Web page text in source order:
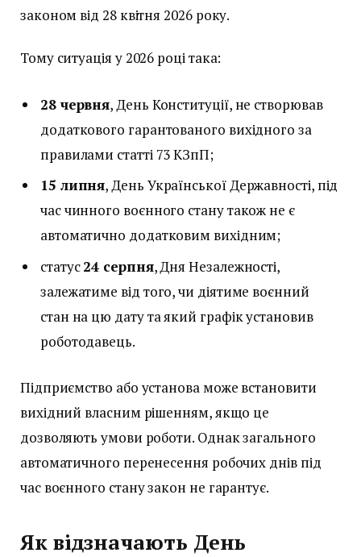
законом від 28 квітня 2026 року.
Тому ситуація у 2026 році така:
28 червня, День Конституції, не створював
додаткового гарантованого вихідного за
правилами статті 73 КЗпП;
15 липня, День Української Державності, під
час чинного воєнного стану також не є
автоматично додатковим вихідним;
статус24 серпня, Дня Незалежності,
залежатиме від того, чи діятиме воєнний
стан на цю дату та який графік установив
роботодавець.
Підприємство або установа може встановити
вихідний власним рішенням, якщо це
дозволяють умови роботи. Однак загального
автоматичного перенесення робочих днів під
час воєнного стану закон не гарантує.
Як відзначають День